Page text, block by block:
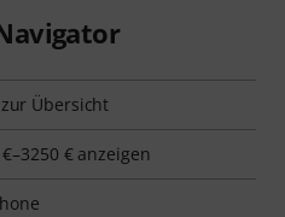
Übersicht
€ anzeigen